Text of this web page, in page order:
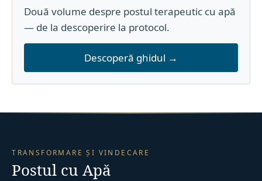
Două volume despre postul terapeutic cu apă
— de la descoperire la protocol.
Descoperă ghidul →
TRANSFORMARE ȘI VINDECARE
Postul cu Apă